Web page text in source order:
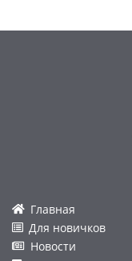
Главная
Для новичков
Новости